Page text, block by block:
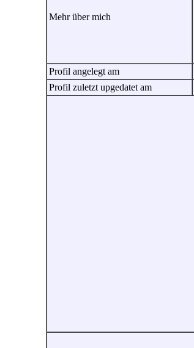
Mehr über mich
Profil angelegt am
Profil zuletzt upgedatet am